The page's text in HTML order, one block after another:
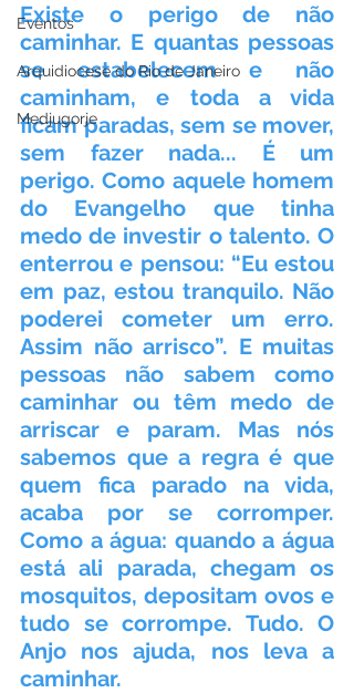
Eventos
Arquidiocese do Rio de Janeiro
Medjugorje
Existe o perigo de não
caminhar. E quantas pessoas
se estabelecem e não
caminham, e toda a vida
ficam paradas, sem se mover,
sem fazer nada... É um
perigo. Como aquele homem
do Evangelho que tinha
medo de investir o talento. O
enterrou e pensou: “Eu estou
em paz, estou tranquilo. Não
poderei cometer um erro.
Assim não arrisco”. E muitas
pessoas não sabem como
caminhar ou têm medo de
arriscar e param. Mas nós
sabemos que a regra é que
quem fica parado na vida,
acaba por se corromper.
Como a água: quando a água
está ali parada, chegam os
mosquitos, depositam ovos e
tudo se corrompe. Tudo. O
Anjo nos ajuda, nos leva a
caminhar.